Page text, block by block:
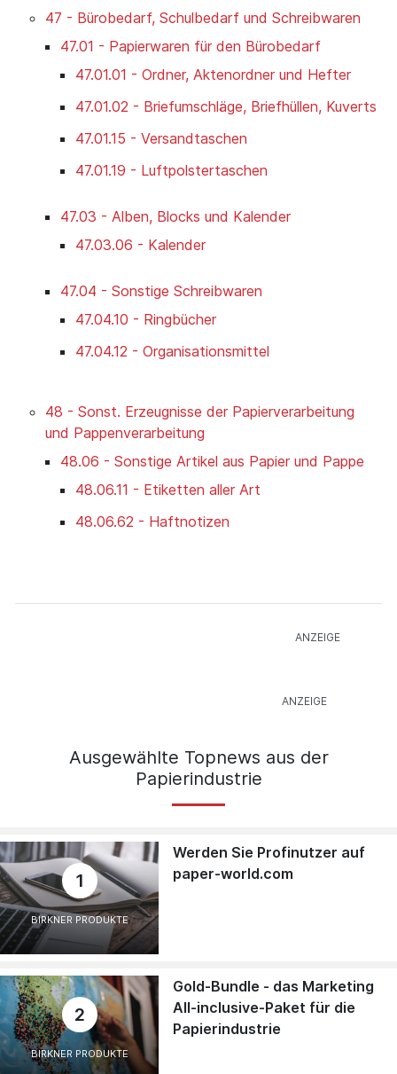
47 - Bürobedarf, Schulbedarf und Schreibwaren
47.01 - Papierwaren für den Bürobedarf
47.01.01 - Ordner, Aktenordner und Hefter
47.01.02 - Briefumschläge, Briefhüllen, Kuverts
47.01.15 - Versandtaschen
47.01.19 - Luftpolstertaschen
47.03 - Alben, Blocks und Kalender
47.03.06 - Kalender
47.04 - Sonstige Schreibwaren
47.04.10 - Ringbücher
47.04.12 - Organisationsmittel
48 - Sonst. Erzeugnisse der Papierverarbeitung
und Pappenverarbeitung
48.06 - Sonstige Artikel aus Papier und Pappe
48.06.11 - Etiketten aller Art
48.06.62 - Haftnotizen
Ausgewählte Topnews aus der
Papierindustrie
1
BIRKNER PRODUKTE
Werden Sie Profinutzer auf
paper-world.com
2
BIRKNER PRODUKTE
Gold-Bundle - das Marketing
All-inclusive-Paket für die
Papierindustrie